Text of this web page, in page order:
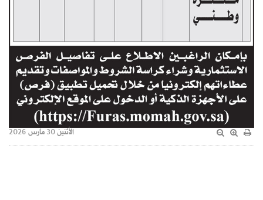
الأثنين 30 مارس 2026